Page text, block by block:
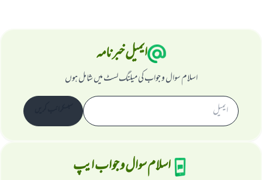
ایمیل خبرنامہ
اسلام سوال و جواب کی میلنگ لسٹ میں شامل ہوں
اسلام سوال و جواب ایپ